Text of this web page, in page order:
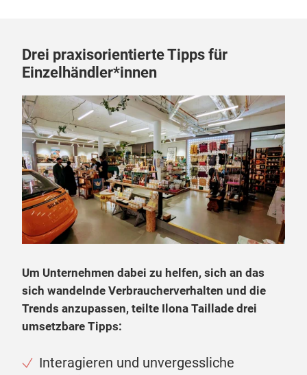
Drei praxisorientierte Tipps für
Einzelhändler*innen
Um Unternehmen dabei zu helfen, sich an das
sich wandelnde Verbraucherverhalten und die
Trends anzupassen, teilte Ilona Taillade drei
umsetzbare Tipps:
Interagieren und unvergessliche